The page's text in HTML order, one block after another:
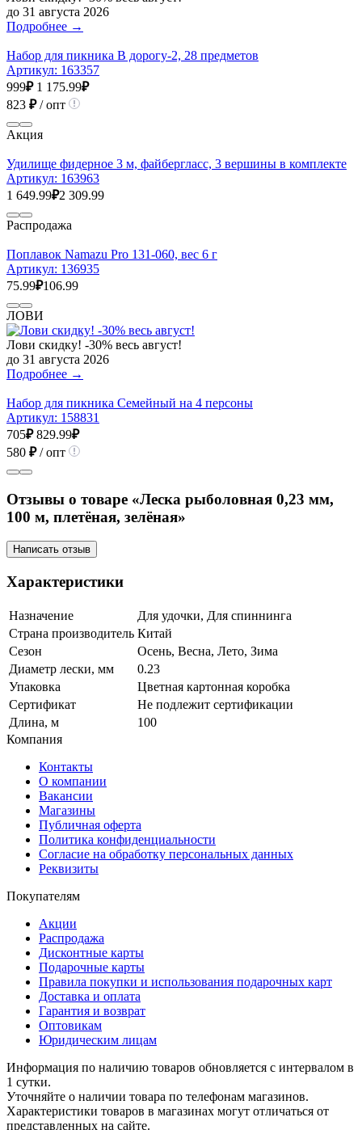
до 31 августа 2026
Подробнее →
Набор для пикника В дорогу-2, 28 предметов
Артикул: 163357
999₽ 1 175.99₽
823 ₽/ опт
Акция
Удилище фидерное 3 м, файбергласс, 3 вершины в комплекте
Артикул: 163963
1 649.99₽2 309.99
Распродажа
Поплавок Namazu Pro 131-060, вес 6 г
Артикул: 136935
75.99₽106.99
ЛОВИ
Лови скидку! -30% весь август!
до 31 августа 2026
Подробнее →
Набор для пикника Семейный на 4 персоны
Артикул: 158831
705₽ 829.99₽
580 ₽/ опт
Отзывы о товаре «Леска рыболовная 0,23 мм,
100 м, плетёная, зелёная»
Написать отзыв
Характеристики
Назначение
Для удочки, Для спиннинга
Страна производитель Китай
Сезон
Осень, Весна, Лето, Зима
Диаметр лески, мм
0.23
Упаковка
Цветная картонная коробка
Сертификат
Не подлежит сертификации
Длина, м
100
Компания
Контакты
О компании
Вакансии
Магазины
Публичная оферта
Политика конфиденциальности
Согласие на обработку персональных данных
Реквизиты
Покупателям
Акции
Распродажа
Дисконтные карты
Подарочные карты
Правила покупки и использования подарочных карт
Доставка и оплата
Гарантия и возврат
Оптовикам
Юридическим лицам
Информация по наличию товаров обновляется с интервалом в
1 сутки.
Уточняйте о наличии товара по телефонам магазинов.
Характеристики товаров в магазинах могут отличаться от
представленных на сайте.